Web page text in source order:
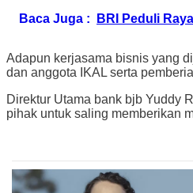
Baca Juga :
BRI Peduli
Adapun kerjasama bisnis yang
dan anggota IKAL serta
Direktur Utama bank bjb Yuddy
pihak untuk saling memberikan